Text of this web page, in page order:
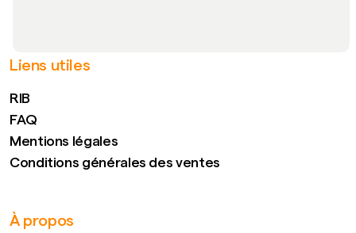
Liens utiles
RIB
FAQ
Mentions légales
Conditions générales des ventes
À propos